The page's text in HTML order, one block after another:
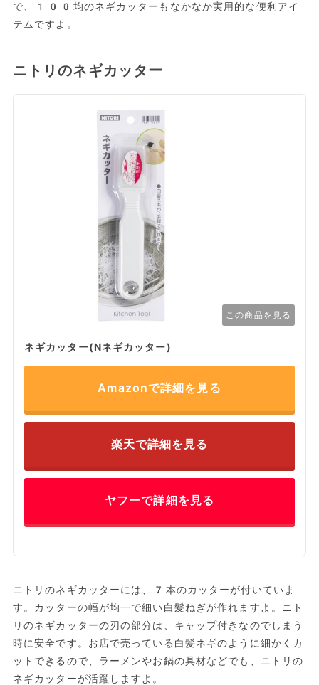
で、100均のネギカッターもなかなか実用的な便利アイ
テムですよ。
ニトリのネギカッター
この商品を見る
ネギカッター(Nネギカッター)
Amazonで詳細を見る
楽天で詳細を見る
ヤフーで詳細を見る
ニトリのネギカッターには、7本のカッターが付いていま
す。カッターの幅が均一で細い白髪ねぎが作れますよ。ニト
リのネギカッターの刃の部分は、キャップ付きなのでしまう
時に安全です。お店で売っている白髪ネギのように細かくカ
ットできるので、ラーメンやお鍋の具材などでも、ニトリの
ネギカッターが活躍しますよ。